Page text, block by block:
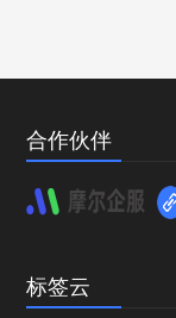
合作伙伴
标签云